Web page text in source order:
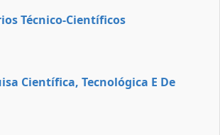
Técnico-Científicos
Científica, Tecnológica E De